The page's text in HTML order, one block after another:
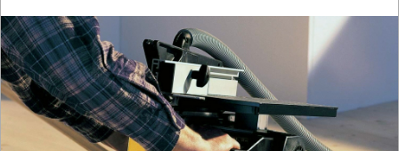
systemy
połączeń
szlifierki
tarczowe